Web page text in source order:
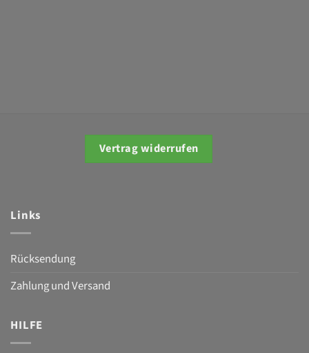
Vertrag widerrufen
Links
Rücksendung
Zahlung und Versand
HILFE